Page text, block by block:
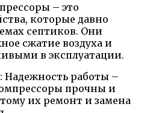
– это
которые давно
септиков. Они
сжатие воздуха и
в эксплуатации.
Надежность работы –
прочны и
их ремонт и замена